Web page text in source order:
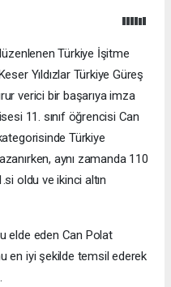
Türkiye İşitme
Yıldızlar Türkiye Güreş
verici bir başarıya imza
11. sınıf öğrencisi Can
Türkiye
aynı zamanda 110
oldu ve ikinci altın
elde eden Can Polat
en iyi şekilde temsil ederek